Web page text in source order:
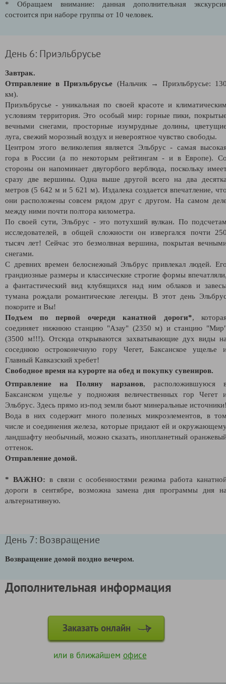
* Обращаем внимание: данная дополнительная
состоится при наборе группы от 10 человек.
День 6: Приэльбрусье
Завтрак.
Отправление в Приэльбрусье (Нальчик → Приэльбрусье:
км).
Приэльбрусье - уникальная по своей красоте и
условиям территория. Это особый мир: горные пики,
вечными снегами, просторные изумрудные долины,
луга, свежий морозный воздух и невероятное чувство свободы.
Центром этого великолепия является Эльбрус - самая
гора в России (а по некоторым рейтингам - и в Европе).
стороны он напоминает двугорбого верблюда, поскольку
сразу две вершины. Одна выше другой всего на два
метров (5 642 м и 5 621 м). Издалека создается впечатление,
они расположены совсем рядом друг с другом. На самом
между ними почти полтора километра.
По своей сути, Эльбрус - это потухший вулкан. По
исследователей, в общей сложности он извергался почти
тысяч лет! Сейчас это безмолвная вершина, покрытая
снегами.
С древних времен белоснежный Эльбрус привлекал людей.
грандиозные размеры и классические строгие формы
а фантастический вид клубящихся над ним облаков и
тумана рождали романтические легенды. В этот день
покорите и Вы!
Подъем по первой очереди канатной дороги*,
соединяет нижнюю станцию "Азау" (2350 м) и станцию
(3500 м!!!). Отсюда открываются захватывающие дух виды
соседнюю остроконечную гору Чегет, Баксанское ущелье
Главный Кавказский хребет!
Свободное время на курорте на обед и покупку сувениров.
Отправление на Поляну нарзанов, расположившуюся
Баксанском ущелье у подножия величественных гор Чегет
Эльбрус. Здесь прямо из-под земли бьют минеральные
Вода в них содержит много полезных микроэлементов, в
числе и соединения железа, которые придают ей и
ландшафту необычный, можно сказать, инопланетный
оттенок.
Отправление домой.
* ВАЖНО: в связи с особенностями режима работа
дороги в сентябре, возможна замена дня программы дня
альтернативную.
День 7: Возвращение
Возвращение домой поздно вечером.
Дополнительная информация
Заказать онлайн
или в ближайшем офисе